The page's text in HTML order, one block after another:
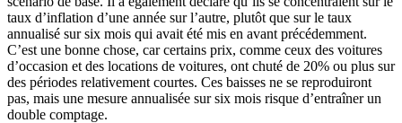
taux d’inflation d’une année sur l’autre, plutôt que sur le taux
annualisé sur six mois qui avait été mis en avant précédemment.
C’est une bonne chose, car certains prix, comme ceux des voitures
d’occasion et des locations de voitures, ont chuté de 20% ou plus sur
des périodes relativement courtes. Ces baisses ne se reproduiront
pas, mais une mesure annualisée sur six mois risque d’entraîner un
double comptage.